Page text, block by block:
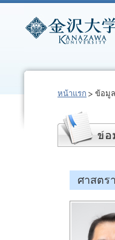
หน้าแรก ข้อมู
ศาสตร